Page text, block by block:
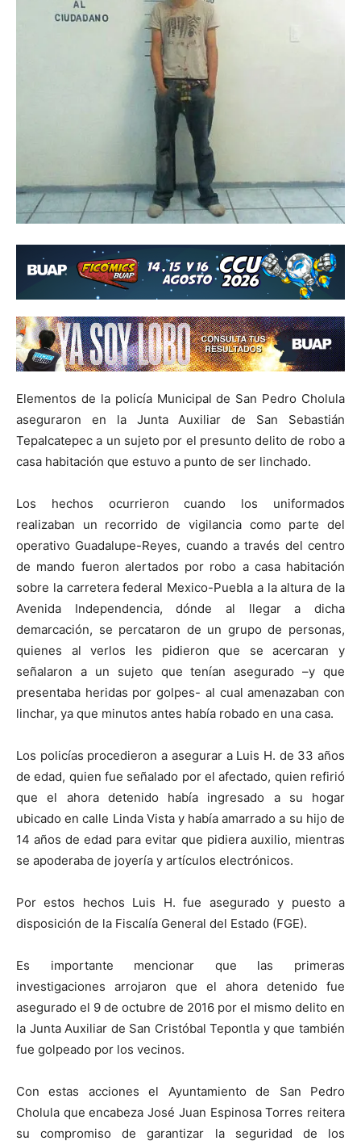
Elementos de la policía Municipal de San Pedro Cholula
aseguraron en la Junta Auxiliar de San Sebastián
Tepalcatepec a un sujeto por el presunto delito de robo a
casa habitación que estuvo a punto de ser linchado.
Los hechos ocurrieron cuando los uniformados
realizaban un recorrido de vigilancia como parte del
operativo Guadalupe-Reyes, cuando a través del centro
de mando fueron alertados por robo a casa habitación
sobre la carretera federal Mexico-Puebla a la altura de la
Avenida Independencia, dónde al llegar a dicha
demarcación, se percataron de un grupo de personas,
quienes al verlos les pidieron que se acercaran y
señalaron a un sujeto que tenían asegurado –y que
presentaba heridas por golpes- al cual amenazaban con
linchar, ya que minutos antes había robado en una casa.
Los policías procedieron a asegurar a Luis H. de 33 años
de edad, quien fue señalado por el afectado, quien refirió
que el ahora detenido había ingresado a su hogar
ubicado en calle Linda Vista y había amarrado a su hijo de
14 años de edad para evitar que pidiera auxilio, mientras
se apoderaba de joyería y artículos electrónicos.
Por estos hechos Luis H. fue asegurado y puesto a
disposición de la Fiscalía General del Estado (FGE).
Es importante mencionar que las primeras
investigaciones arrojaron que el ahora detenido fue
asegurado el 9 de octubre de 2016 por el mismo delito en
la Junta Auxiliar de San Cristóbal Tepontla y que también
fue golpeado por los vecinos.
Con estas acciones el Ayuntamiento de San Pedro
Cholula que encabeza José Juan Espinosa Torres reitera
su compromiso de garantizar la seguridad de los